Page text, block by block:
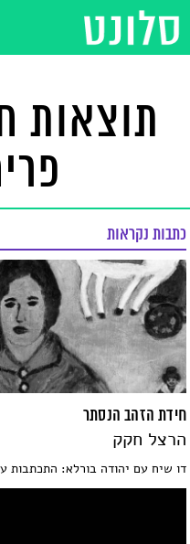
תוצאות
כתבות נקראות
חידת הזהב הנסתר
הרצל חקק
דו שיח עם יהודה בורלא: התכתבות